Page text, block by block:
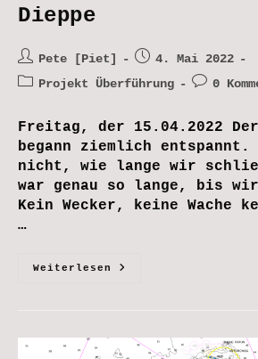
Dieppe
Beitrags-
Autor:
Pete [Piet]
Beitrag
veröffentlicht:
4. Mai 2022
Beitrags-
Projekt Überführung
Beitrags-
0
Freitag, der 15.04.2022
begann ziemlich
nicht, wie lange wir
war genau so lange, bis wir
Kein Wecker, keine Wache
…
Weiterlesen
Von